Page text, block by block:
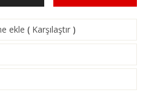
ekle ( Karşılaştır )